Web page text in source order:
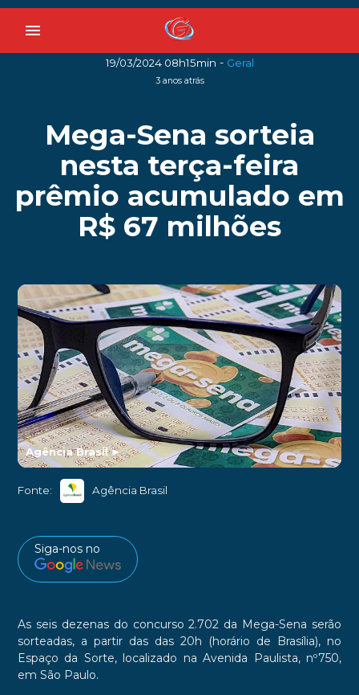
menu
19/03/2024 08h15min - Geral
3 anos atrás
Mega-Sena sorteia
nesta terça-feira
prêmio acumulado em
R$ 67 milhões
Agência Brasil►
Fonte: Agência Brasil
Siga-nos no
As seis dezenas do concurso 2.702 da Mega-Sena serão
sorteadas, a partir das das 20h (horário de Brasília), no
Espaço da Sorte, localizado na Avenida Paulista, nº750,
em São Paulo.